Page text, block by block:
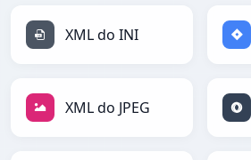
XML do INI
XML do JPEG